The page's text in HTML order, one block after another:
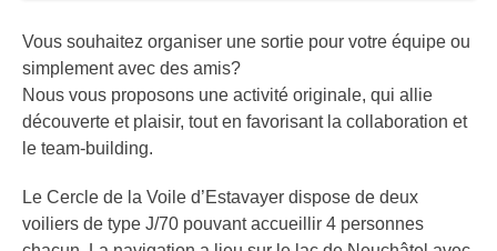
Vous souhaitez organiser une sortie pour votre équipe ou
simplement avec des amis?
Nous vous proposons une activité originale, qui allie
découverte et plaisir, tout en favorisant la collaboration et
le team-building.
Le Cercle de la Voile d’Estavayer dispose de deux
voiliers de type J/70 pouvant accueillir 4 personnes